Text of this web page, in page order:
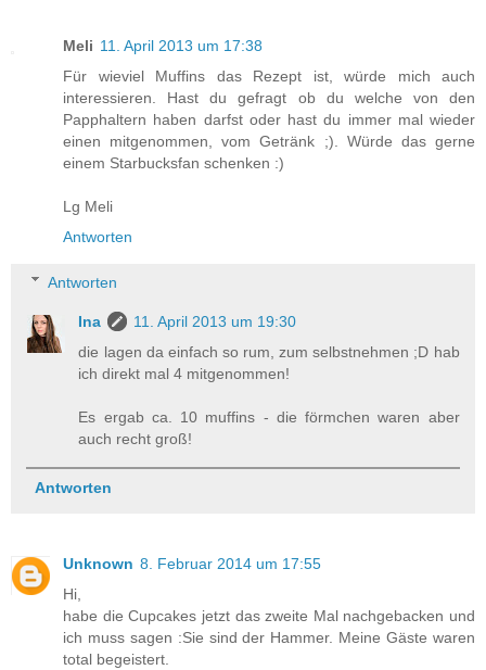
Meli 11. April 2013 um 17:38
Für wieviel Muffins das Rezept ist, würde mich auch
interessieren. Hast du gefragt ob du welche von den
Papphaltern haben darfst oder hast du immer mal wieder
einen mitgenommen, vom Getränk ;). Würde das gerne
einem Starbucksfan schenken :)
Lg Meli
Antworten
Antworten
Ina
11. April 2013 um 19:30
die lagen da einfach so rum, zum selbstnehmen ;D hab
ich direkt mal 4 mitgenommen!
Es ergab ca. 10 muffins - die förmchen waren aber
auch recht groß!
Antworten
Unknown 8. Februar 2014 um 17:55
Hi,
habe die Cupcakes jetzt das zweite Mal nachgebacken und
ich muss sagen :Sie sind der Hammer. Meine Gäste waren
total begeistert.